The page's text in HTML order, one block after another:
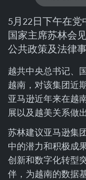
5月22日下午在党
国家主席苏林会
公共政策及法律
越共中央总书记、
越南，对该集团近
亚马逊近年来在越
展以及越美关系做
苏林建议亚马逊集
中的潜力和积极成
创新和数字化转型
伴，为越南的数据